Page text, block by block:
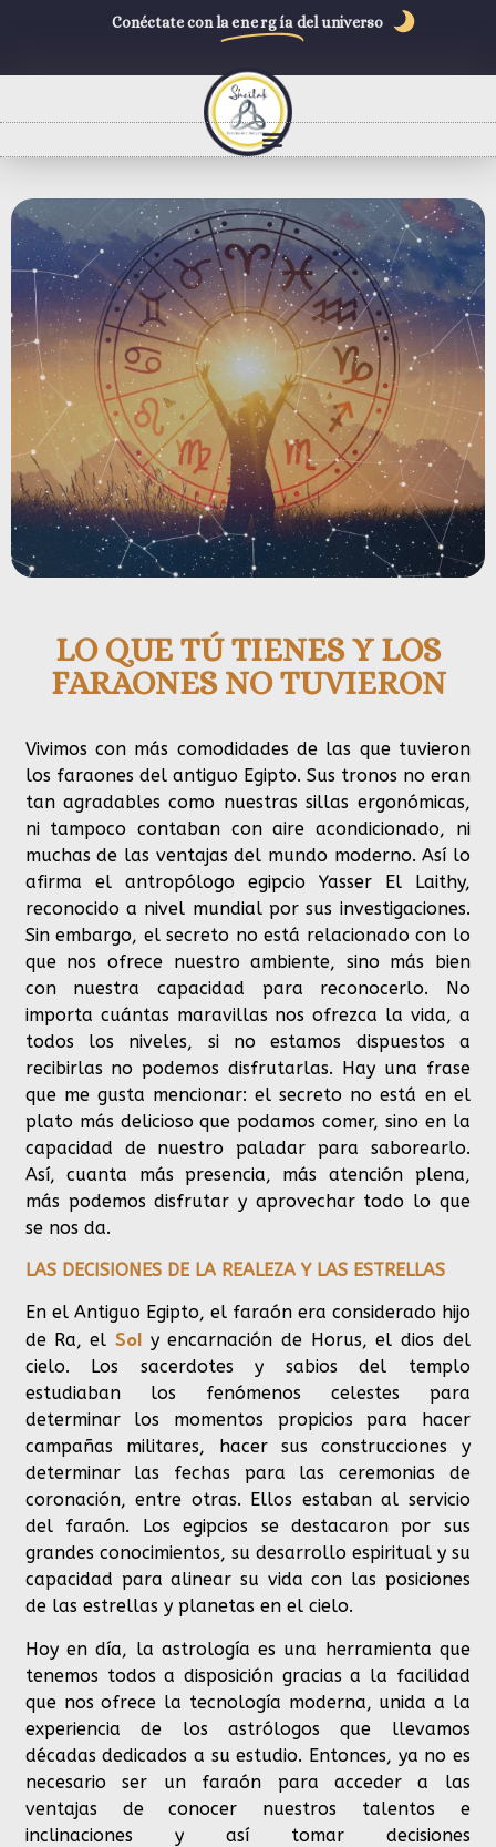
Conéctate con la energía del universo
LO QUE TÚ TIENES Y LOS
FARAONES NO TUVIERON
Vivimos con más comodidades de las que tuvieron
los faraones del antiguo Egipto. Sus tronos no eran
tan agradables como nuestras sillas ergonómicas,
ni tampoco contaban con aire acondicionado, ni
muchas de las ventajas del mundo moderno. Así lo
afirma el antropólogo egipcio Yasser El Laithy,
reconocido a nivel mundial por sus investigaciones.
Sin embargo, el secreto no está relacionado con lo
que nos ofrece nuestro ambiente, sino más bien
con nuestra capacidad para reconocerlo. No
importa cuántas maravillas nos ofrezca la vida, a
todos los niveles, si no estamos dispuestos a
recibirlas no podemos disfrutarlas. Hay una frase
que me gusta mencionar: el secreto no está en el
plato más delicioso que podamos comer, sino en la
capacidad de nuestro paladar para saborearlo.
Así, cuanta más presencia, más atención plena,
más podemos disfrutar y aprovechar todo lo que
se nos da.
LAS DECISIONES DE LA REALEZA Y LAS ESTRELLAS
En el Antiguo Egipto, el faraón era considerado hijo
de Ra, el Sol y encarnación de Horus, el dios del
cielo. Los sacerdotes y sabios del templo
estudiaban los fenómenos celestes para
determinar los momentos propicios para hacer
campañas militares, hacer sus construcciones y
determinar las fechas para las ceremonias de
coronación, entre otras. Ellos estaban al servicio
del faraón. Los egipcios se destacaron por sus
grandes conocimientos, su desarrollo espiritual y su
capacidad para alinear su vida con las posiciones
de las estrellas y planetas en el cielo.
Hoy en día, la astrología es una herramienta que
tenemos todos a disposición gracias a la facilidad
que nos ofrece la tecnología moderna, unida a la
experiencia de los astrólogos que llevamos
décadas dedicados a su estudio. Entonces, ya no es
necesario ser un faraón para acceder a las
ventajas de conocer nuestros talentos e
inclinaciones y así tomar decisiones